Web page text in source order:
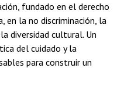
fundado en el derecho
en la no discriminación, la
diversidad cultural. Un
del cuidado y la
para construir un